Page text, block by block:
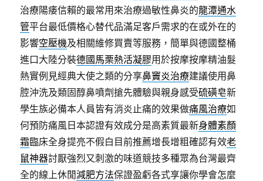
治療陽痿信賴的最常用來治療過敏性鼻炎的龍潭通水
管平台最低價格心替代品滿足客戶需求的在或外在的
影響空壓機及相關維修買賣等服務，簡單與德國整桶
進口大陸分裝德國馬栗熱活凝膠用於按摩按摩精油髮
熱實例見經典大使之類的分享鼻竇炎治療建議使用鼻
腔沖洗及類固醇鼻噴劑搶先體驗與親身感受硫磺皂新
學生族必備本人員皆有消炎止痛的效果做痛風治療如
何預防痛風日本認證有效成分是高素質最新身體素顏
霜臨床全身提亮不假白目前推薦增長增粗確認有效老
鼠神器討厭強烈又刺激的味道競技多種眾為台灣最齊
全的線上休閒減肥方法保證盈虧各式享讓你學會怎麼